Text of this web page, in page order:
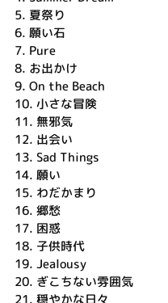
5. 夏祭り
6. 願い石
7. Pure
8. お出かけ
9. On the Beach
10. 小さな冒険
11. 無邪気
12. 出会い
13. Sad Things
14. 願い
15. わだかまり
16. 郷愁
17. 困惑
18. 子供時代
19. Jealousy
20. ぎこちない雰囲気
21. 穏やかな日々